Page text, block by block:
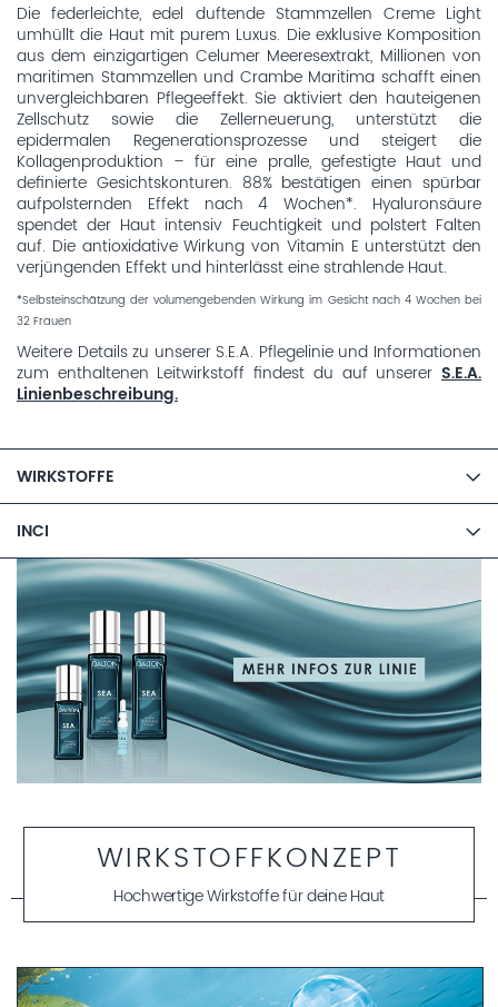
Die federleichte, edel duftende Stammzellen Creme Light
umhüllt die Haut mit purem Luxus. Die exklusive Komposition
aus dem einzigartigen Celumer Meeresextrakt, Millionen von
maritimen Stammzellen und Crambe Maritima schafft einen
unvergleichbaren Pflegeeffekt. Sie aktiviert den hauteigenen
Zellschutz sowie die Zellerneuerung, unterstützt die
epidermalen Regenerationsprozesse und steigert die
Kollagenproduktion – für eine pralle, gefestigte Haut und
definierte Gesichtskonturen. 88% bestätigen einen spürbar
aufpolsternden Effekt nach 4 Wochen*. Hyaluronsäure
spendet der Haut intensiv Feuchtigkeit und polstert Falten
auf. Die antioxidative Wirkung von Vitamin E unterstützt den
verjüngenden Effekt und hinterlässt eine strahlende Haut.
*Selbsteinschätzung der volumengebenden Wirkung im Gesicht nach 4 Wochen bei
32 Frauen
Weitere Details zu unserer S.E.A. Pflegelinie und Informationen
zum enthaltenen Leitwirkstoff findest du auf unserer S.E.A.
Linienbeschreibung.
WIRKSTOFFE
INCI
WIRKSTOFFKONZEPT
Hochwertige Wirkstoffe für deine Haut